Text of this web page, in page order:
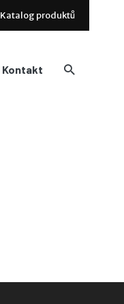
Katalog produktů
Kontakt